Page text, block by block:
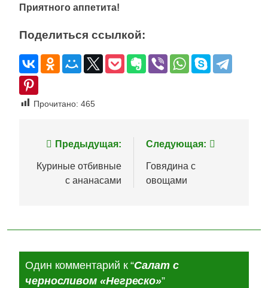
Приятного аппетита!
Поделиться ссылкой:
Прочитано: 465
Навигация
по
Предыдущая:
Куриные отбивные
с ананасами
Следующая:
Говядина с
овощами
Один комментарий к “Салат с
черносливом «Негреско»”